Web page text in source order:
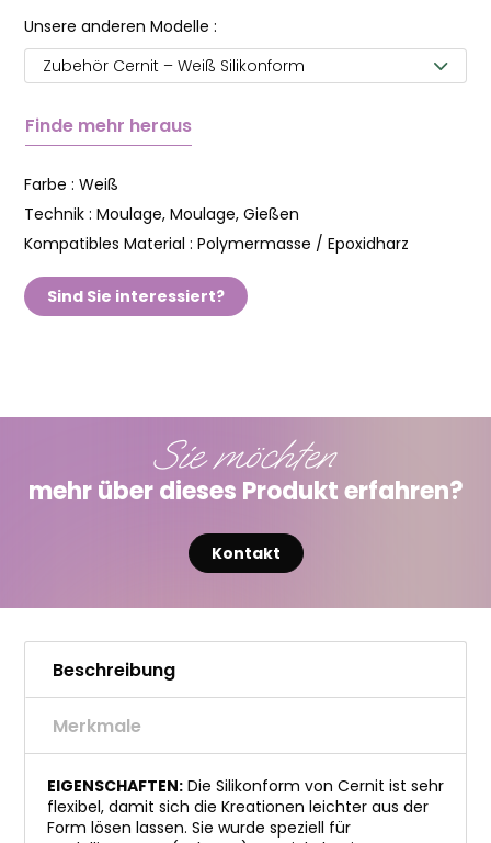
Unsere anderen Modelle :
Zubehör Cernit – Weiß Silikonform
Finde mehr heraus
Farbe : Weiß
Technik : Moulage, Moulage, Gießen
Kompatibles Material : Polymermasse / Epoxidharz
Sind Sie interessiert?
Sie möchten
mehr über dieses Produkt erfahren?
Kontakt
Beschreibung
Merkmale
EIGENSCHAFTEN: Die Silikonform von Cernit ist sehr
flexibel, damit sich die Kreationen leichter aus der
Form lösen lassen. Sie wurde speziell für